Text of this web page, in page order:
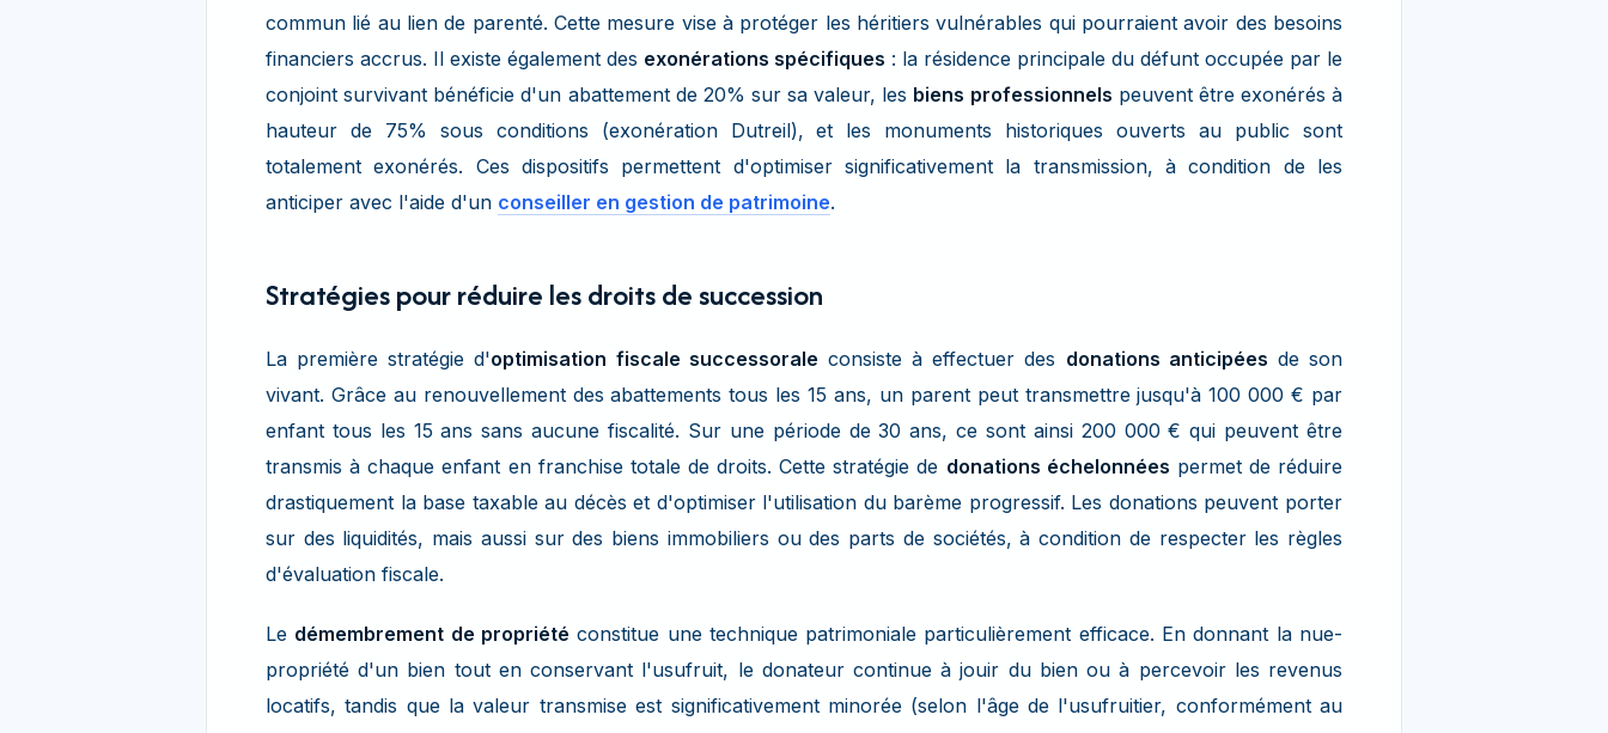
commun lié au lien de parenté. Cette mesure vise à protéger les héritiers vulnérables qui pourraient avoir des besoins
financiers accrus. Il existe également des exonérations spécifiques : la résidence principale du défunt occupée par le
conjoint survivant bénéficie d'un abattement de 20% sur sa valeur, les biens professionnels peuvent être exonérés à
hauteur de 75% sous conditions (exonération Dutreil), et les monuments historiques ouverts au public sont
totalement exonérés. Ces dispositifs permettent d'optimiser significativement la transmission, à condition de les
anticiper avec l'aide d'un conseiller en gestion de patrimoine.
Stratégies pour réduire les droits de succession
La première stratégie d'optimisation fiscale successorale consiste à effectuer des donations anticipées de son
vivant. Grâce au renouvellement des abattements tous les 15 ans, un parent peut transmettre jusqu'à 100 000 € par
enfant tous les 15 ans sans aucune fiscalité. Sur une période de 30 ans, ce sont ainsi 200 000 € qui peuvent être
transmis à chaque enfant en franchise totale de droits. Cette stratégie de donations échelonnées permet de réduire
drastiquement la base taxable au décès et d'optimiser l'utilisation du barème progressif. Les donations peuvent porter
sur des liquidités, mais aussi sur des biens immobiliers ou des parts de sociétés, à condition de respecter les règles
d'évaluation fiscale.
Le démembrement de propriété constitue une technique patrimoniale particulièrement efficace. En donnant la nue-
propriété d'un bien tout en conservant l'usufruit, le donateur continue à jouir du bien ou à percevoir les revenus
locatifs, tandis que la valeur transmise est significativement minorée (selon l'âge de l'usufruitier, conformément au